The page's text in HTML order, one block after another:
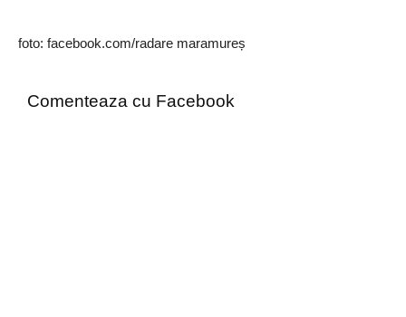
foto: facebook.com/radare maramureș
Comenteaza cu Facebook